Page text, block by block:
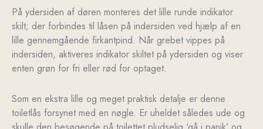
På ydersiden af døren monteres det lille runde indikator
skilt; der forbindes til låsen på indersiden ved hjælp af en
lille gennemgående firkantpind. Når grebet vippes på
indersiden, aktiveres indikator skiltet på ydersiden og viser
enten grøn for fri eller rød for optaget.
Som en ekstra lille og meget praktisk detalje er denne
toiletlås forsynet med en nøgle. Er uheldet således ude og